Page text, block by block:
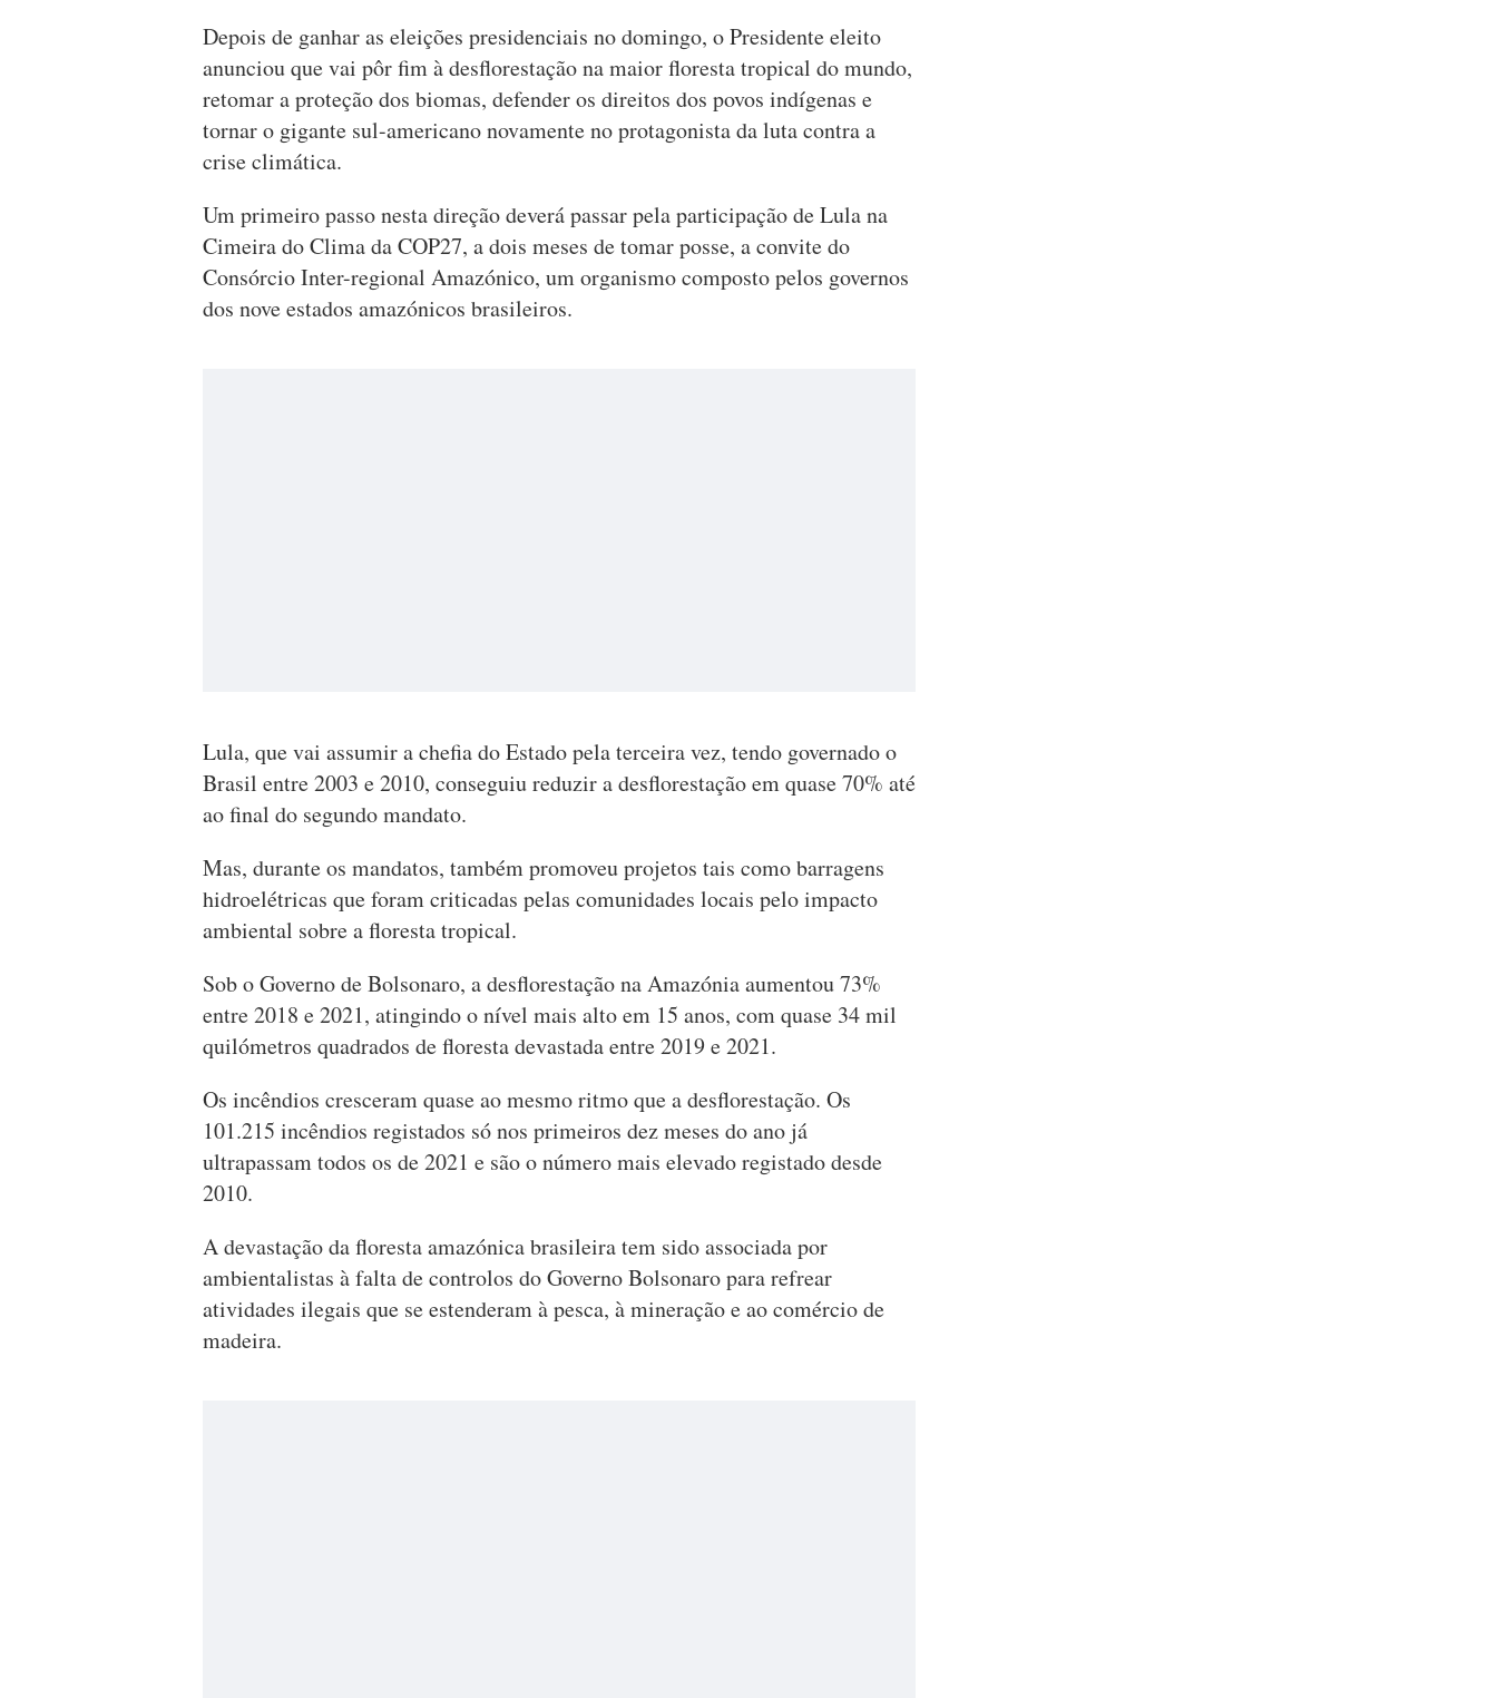
Depois de ganhar as eleições presidenciais no domingo, o Presidente eleito
anunciou que vai pôr fim à desflorestação na maior floresta tropical do mundo,
retomar a proteção dos biomas, defender os direitos dos povos indígenas e
tornar o gigante sul-americano novamente no protagonista da luta contra a
crise climática.
Um primeiro passo nesta direção deverá passar pela participação de Lula na
Cimeira do Clima da COP27, a dois meses de tomar posse, a convite do
Consórcio Inter-regional Amazónico, um organismo composto pelos governos
dos nove estados amazónicos brasileiros.
Lula, que vai assumir a chefia do Estado pela terceira vez, tendo governado o
Brasil entre 2003 e 2010, conseguiu reduzir a desflorestação em quase 70% até
ao final do segundo mandato.
Mas, durante os mandatos, também promoveu projetos tais como barragens
hidroelétricas que foram criticadas pelas comunidades locais pelo impacto
ambiental sobre a floresta tropical.
Sob o Governo de Bolsonaro, a desflorestação na Amazónia aumentou 73%
entre 2018 e 2021, atingindo o nível mais alto em 15 anos, com quase 34 mil
quilómetros quadrados de floresta devastada entre 2019 e 2021.
Os incêndios cresceram quase ao mesmo ritmo que a desflorestação. Os
101.215 incêndios registados só nos primeiros dez meses do ano já
ultrapassam todos os de 2021 e são o número mais elevado registado desde
2010.
A devastação da floresta amazónica brasileira tem sido associada por
ambientalistas à falta de controlos do Governo Bolsonaro para refrear
atividades ilegais que se estenderam à pesca, à mineração e ao comércio de
madeira.